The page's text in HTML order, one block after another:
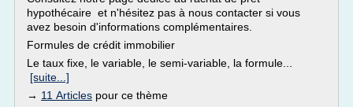
hypothécaire et n'hésitez pas à nous contacter si vous
avez besoin d'informations complémentaires.
Formules de crédit immobilier
Le taux fixe, le variable, le semi-variable, la formule...
[suite...]
→ 11 Articles pour ce thème